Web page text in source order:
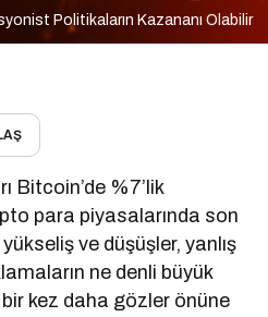
Politikaların Kazananı Olabilir
Bitcoin’de %7’lik
para piyasalarında son
ve düşüşler, yanlış
ne denli büyük
kez daha gözler önüne